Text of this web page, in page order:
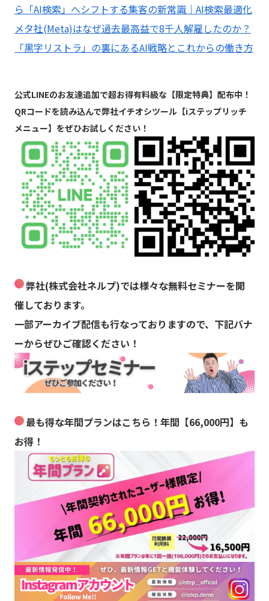
ら「AI検索」へシフトする集客の新常識｜AI検索最適化
メタ社(Meta)はなぜ過去最高益で8千人解雇したのか？
「黒字リストラ」の裏にあるAI戦略とこれからの働き方
公式LINEのお友達追加で超お得有料級な【限定特典】配布中！
QRコードを読み込んで弊社イチオシツール【iステップリッチ
メニュー】をぜひお試しください！
弊社(株式会社ネルプ)では様々な無料セミナーを開
催しております。
一部アーカイブ配信も行なっておりますので、下記バナ
ーからぜひご確認ください！
最も得な年間プランはこちら！年間【66,000円】も
お得！